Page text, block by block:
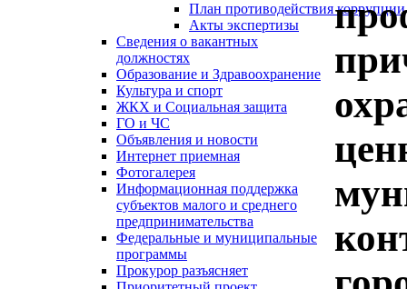
План противодействия коррупции
Акты экспертизы
Сведения о вакантных
должностях
Образование и Здравоохранение
Культура и спорт
ЖКХ и Социальная защита
ГО и ЧС
Объявления и новости
Интернет приемная
Фотогалерея
Информационная поддержка
субъектов малого и среднего
предпринимательства
Федеральные и муниципальные
программы
Прокурор разъясняет